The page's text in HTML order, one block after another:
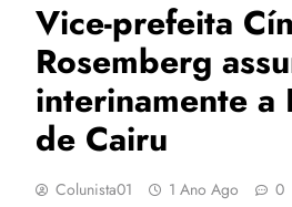
Vice-prefeita
Rosemberg
interinamente a
de Cairu
Colunista01 1 Ano Ago 0